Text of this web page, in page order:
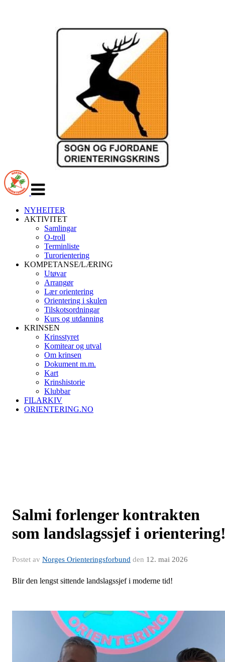
navigasjon
NYHEITER
AKTIVITET
Samlingar
O-troll
Terminliste
Turorientering
KOMPETANSE/LÆRING
Utøvar
Arrangør
Lær orientering
Orientering i skulen
Tilskotsordningar
Kurs og utdanning
KRINSEN
Krinsstyret
Komitear og utval
Om krinsen
Dokument m.m.
Kart
Krinshistorie
Klubbar
FILARKIV
ORIENTERING.NO
Salmi forlenger kontrakten
som landslagssjef i
Postet av Norges Orienteringsforbund den 12. mai 2026
Blir den lengst sittende landslagssjef i moderne tid!